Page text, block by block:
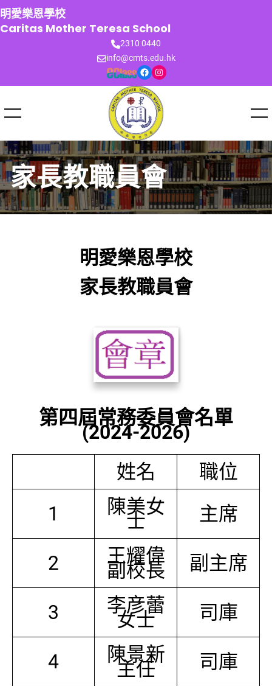
跳
至
主
明愛樂恩學校
Caritas Mother Teresa School
2310 0440
info@cmts.edu.hk
Facebook Instagram
家長教職員會
明愛樂恩學校
家長教職員會
第四屆常務委員會名單
(2024-2026)
姓名
職位
1
陳美女
士 主席
2 王耀偉
副校長 副主席
3 李彦蕾
女士 司庫
4 陳景新
主任 司庫